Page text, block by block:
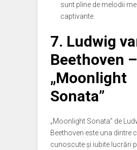
sunt pline de melodii
captivante.
7. Ludwig
Beethoven –
„Moonlight
Sonata”
„Moonlight Sonata” de
Beethoven este una dintre
cunoscute și iubite lucrări